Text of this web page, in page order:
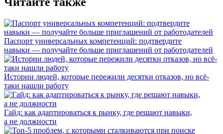
Паспорт универсальных компетенций: подтвердите
навыки — получайте больше приглашений от работодателей
Истории людей, которые пережили десятки отказов, но всё-
таки нашли работу
Гайд: как адаптироваться к рынку, где решают навыки,
а не должности